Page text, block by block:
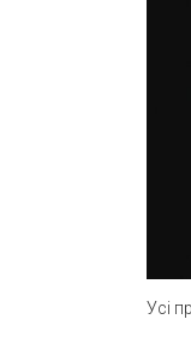
Усі